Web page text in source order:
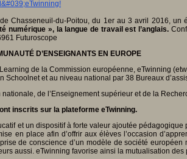
Chasseneuil-du-Poitou, du 1er au 3 avril 2016,
numérique », la langue de travail est l’anglais.
Futuroscope
D’ENSEIGNANTS EN EUROPE
de la Commission européenne, eTwinning
et au niveau national par 38 Bureaux
de l’Enseignement supérieur et de la
inscrits sur la plateforme eTwinning.
et un dispositif à forte valeur ajoutée
en place afin d’offrir aux élèves l’occasion
de conscience d’un modèle de société
aussi. eTwinning favorise ainsi la mutualisation